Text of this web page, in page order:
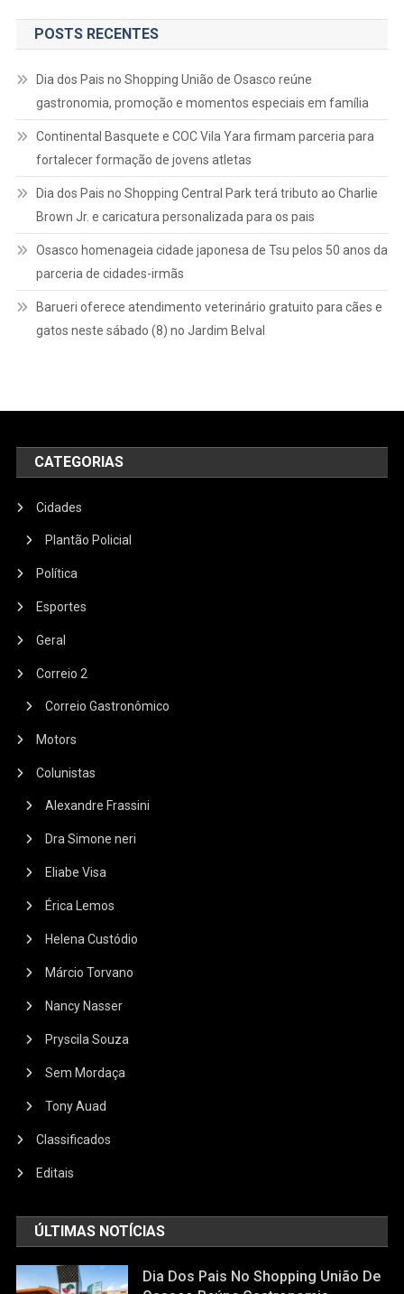
POSTS RECENTES
Dia dos Pais no Shopping União de Osasco reúne
gastronomia, promoção e momentos especiais em família
Continental Basquete e COC Vila Yara firmam parceria para
fortalecer formação de jovens atletas
Dia dos Pais no Shopping Central Park terá tributo ao Charlie
Brown Jr. e caricatura personalizada para os pais
Osasco homenageia cidade japonesa de Tsu pelos 50 anos da
parceria de cidades-irmãs
Barueri oferece atendimento veterinário gratuito para cães e
gatos neste sábado (8) no Jardim Belval
CATEGORIAS
Cidades
Plantão Policial
Política
Esportes
Geral
Correio 2
Correio Gastronômico
Motors
Colunistas
Alexandre Frassini
Dra Simone neri
Eliabe Visa
Érica Lemos
Helena Custódio
Márcio Torvano
Nancy Nasser
Pryscila Souza
Sem Mordaça
Tony Auad
Classificados
Editais
ÚLTIMAS NOTÍCIAS
Dia Dos Pais No Shopping União De